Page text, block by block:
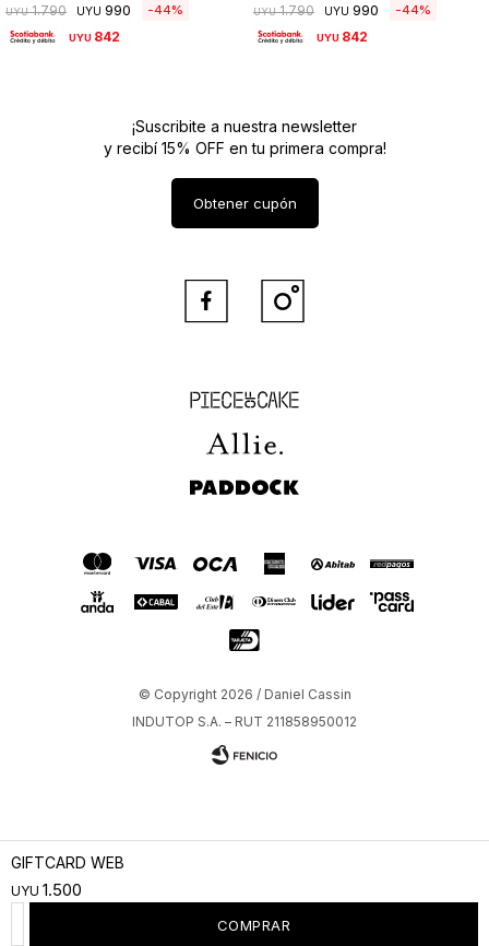
GIFTCARD WEB
UYU 1.500
COMPRAR
UYU 1.790 UYU 990 44
UYU 842
UYU 1.790 UYU 990 44
UYU 842
Piece of Cake
Allie
Paddock
¡Suscribite a nuestra newsletter
y recibí 15% OFF en tu primera compra!
Obtener cupón
 
© Copyright 2026 / Daniel Cassin
INDUTOP S.A. – RUT 211858950012
Fenicio